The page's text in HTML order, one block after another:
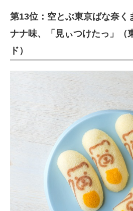
第13位：空とぶ東京ばな奈く
ナナ味、「見ぃつけたっ」（
ド）